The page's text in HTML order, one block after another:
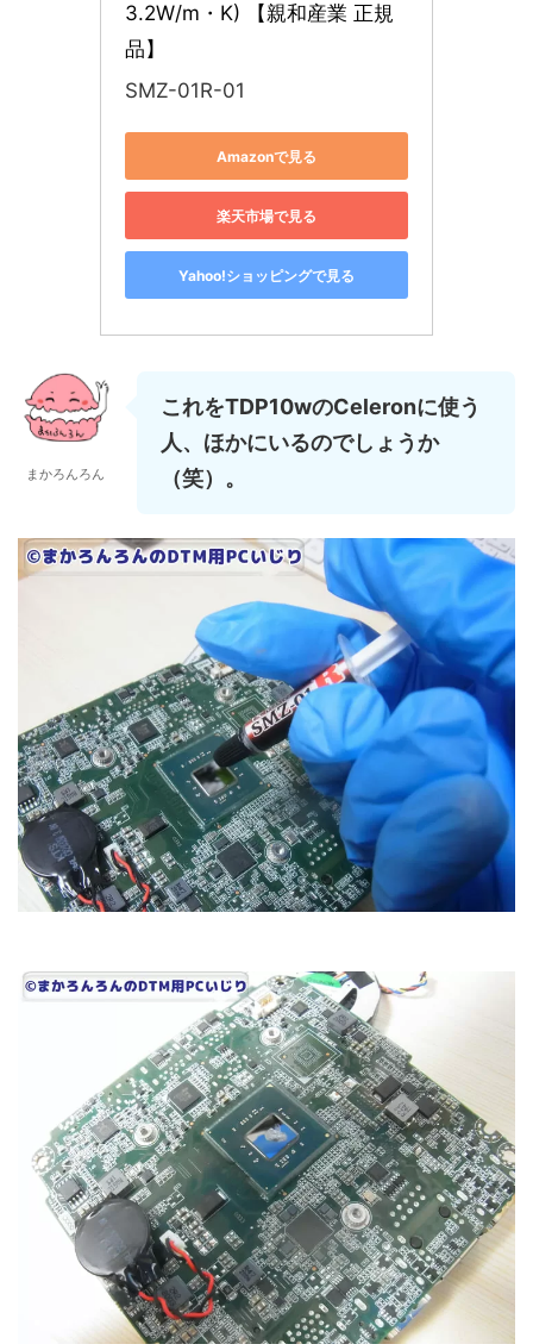
3.2W/m・K) 【親和産業 正規
品】
SMZ-01R-01
Amazonで見る
楽天市場で見る
Yahoo!ショッピングで見る
まかろんろん
これをTDP10wのCeleronに使う
人、ほかにいるのでしょうか
（笑）。